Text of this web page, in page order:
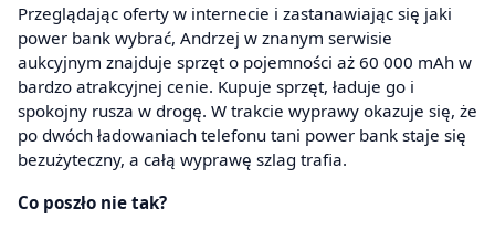
Przeglądając oferty w internecie i zastanawiając się jaki
power bank wybrać, Andrzej w znanym serwisie
aukcyjnym znajduje sprzęt o pojemności aż 60 000 mAh w
bardzo atrakcyjnej cenie. Kupuje sprzęt, ładuje go i
spokojny rusza w drogę. W trakcie wyprawy okazuje się, że
po dwóch ładowaniach telefonu tani power bank staje się
bezużyteczny, a całą wyprawę szlag trafia.
Co poszło nie tak?